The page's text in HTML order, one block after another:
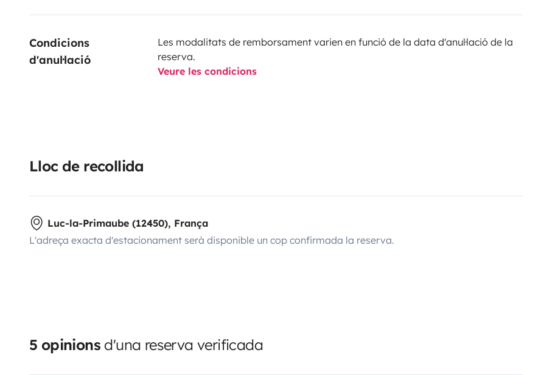
Condicions
d'anul·lació
Les modalitats de remborsament varien en funció de la data d'anul·lació de la
reserva.
Veure les condicions
Lloc de recollida
Luc-la-Primaube (12450), França
L'adreça exacta d'estacionament serà disponible un cop confirmada la reserva.
5 opinionsd'una reserva verificada